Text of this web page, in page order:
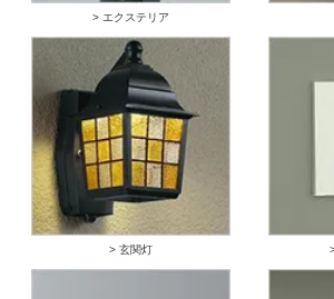
> エクステリア
> 玄関灯